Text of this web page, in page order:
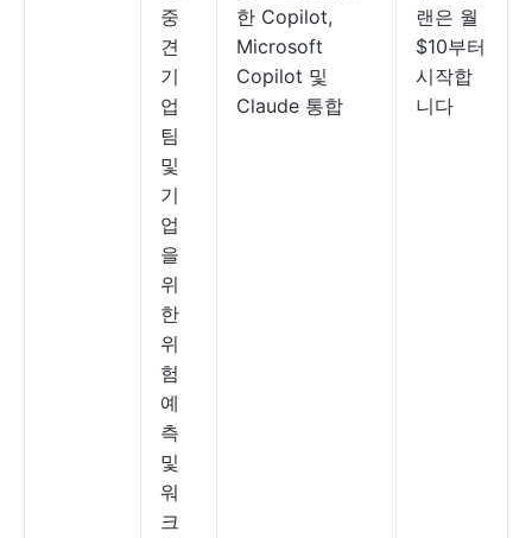
중
견
기
업
팀
및
기
업
을
위
한
위
험
예
측
및
워
크
한 Copilot,
Microsoft
Copilot 및
Claude 통합
랜은 월
$10부터
시작합
니다